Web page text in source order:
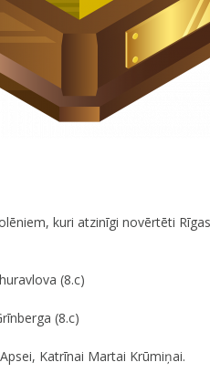
kuri atzinīgi novērtēti
(8.c)
(8.c)
Katrīnai Martai Krūmiņai.